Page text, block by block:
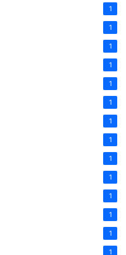
1
1
1
1
1
1
1
1
1
1
1
1
1
1